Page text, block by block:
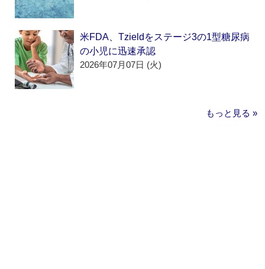
米FDA、Tzieldをステージ3の1型糖尿病
の小児に迅速承認
2026年07月07日 (火)
もっと見る »